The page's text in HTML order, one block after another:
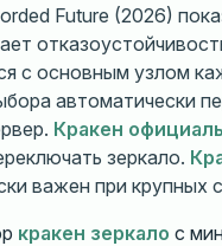
Future (2026)
с основным узлом
автоматически
Кракен
зеркало.
важен при крупных
кракен зеркало с